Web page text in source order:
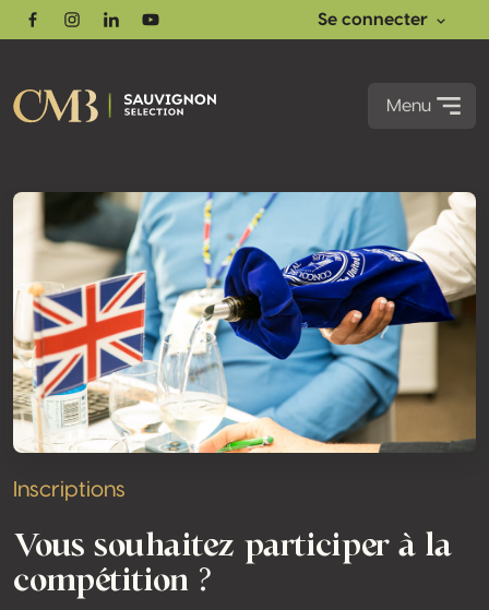
FacebookInstagram
LinkedinYoutube
Se connecter
Menu
Inscriptions
Vous souhaitez participer à la
compétition ?